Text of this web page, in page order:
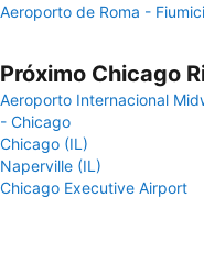
Aeroporto de Roma -
Próximo Chicago
Aeroporto Internacional
- Chicago
Chicago (IL)
Naperville (IL)
Chicago Executive Airport